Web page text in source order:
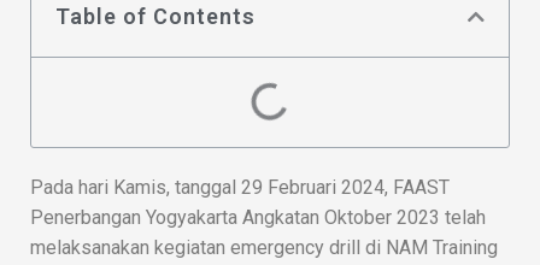
Table of Contents
Pada hari Kamis, tanggal 29 Februari 2024, FAAST
Penerbangan Yogyakarta Angkatan Oktober 2023 telah
melaksanakan kegiatan emergency drill di NAM Training